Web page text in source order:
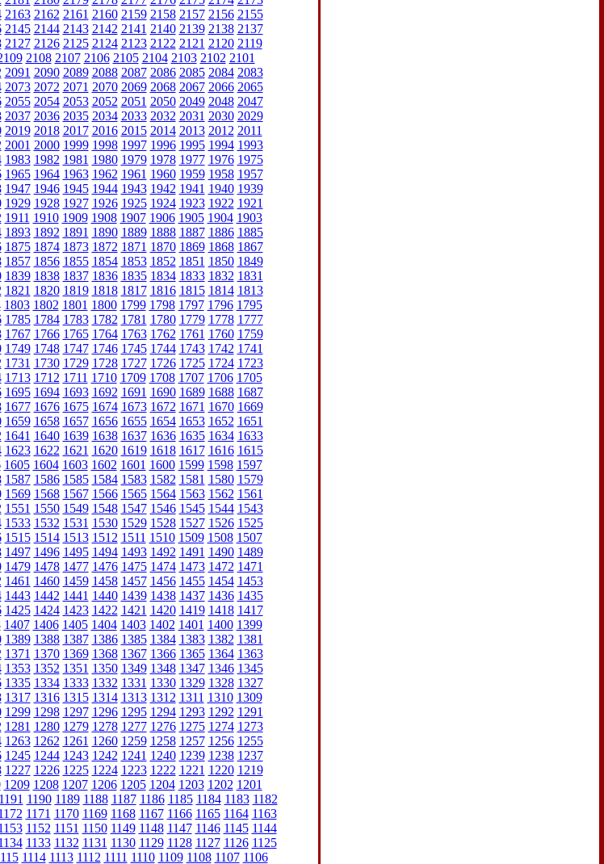
2163 2162 2161 2160 2159 2158 2157 2156 2155
2145 2144 2143 2142 2141 2140 2139 2138 2137
2127 2126 2125 2124 2123 2122 2121 2120 2119
2108 2107 2106 2105 2104 2103 2102 2101
2091 2090 2089 2088 2087 2086 2085 2084 2083
2073 2072 2071 2070 2069 2068 2067 2066 2065
2055 2054 2053 2052 2051 2050 2049 2048 2047
2037 2036 2035 2034 2033 2032 2031 2030 2029
2019 2018 2017 2016 2015 2014 2013 2012 2011
2001 2000 1999 1998 1997 1996 1995 1994 1993
1983 1982 1981 1980 1979 1978 1977 1976 1975
1965 1964 1963 1962 1961 1960 1959 1958 1957
1947 1946 1945 1944 1943 1942 1941 1940 1939
1929 1928 1927 1926 1925 1924 1923 1922 1921
1911 1910 1909 1908 1907 1906 1905 1904 1903
1893 1892 1891 1890 1889 1888 1887 1886 1885
1875 1874 1873 1872 1871 1870 1869 1868 1867
1857 1856 1855 1854 1853 1852 1851 1850 1849
1839 1838 1837 1836 1835 1834 1833 1832 1831
1821 1820 1819 1818 1817 1816 1815 1814 1813
1803 1802 1801 1800 1799 1798 1797 1796 1795
1785 1784 1783 1782 1781 1780 1779 1778 1777
1767 1766 1765 1764 1763 1762 1761 1760 1759
1749 1748 1747 1746 1745 1744 1743 1742 1741
1731 1730 1729 1728 1727 1726 1725 1724 1723
1713 1712 1711 1710 1709 1708 1707 1706 1705
1695 1694 1693 1692 1691 1690 1689 1688 1687
1677 1676 1675 1674 1673 1672 1671 1670 1669
1659 1658 1657 1656 1655 1654 1653 1652 1651
1641 1640 1639 1638 1637 1636 1635 1634 1633
1623 1622 1621 1620 1619 1618 1617 1616 1615
1605 1604 1603 1602 1601 1600 1599 1598 1597
1587 1586 1585 1584 1583 1582 1581 1580 1579
1569 1568 1567 1566 1565 1564 1563 1562 1561
1551 1550 1549 1548 1547 1546 1545 1544 1543
1533 1532 1531 1530 1529 1528 1527 1526 1525
1515 1514 1513 1512 1511 1510 1509 1508 1507
1497 1496 1495 1494 1493 1492 1491 1490 1489
1479 1478 1477 1476 1475 1474 1473 1472 1471
1461 1460 1459 1458 1457 1456 1455 1454 1453
1443 1442 1441 1440 1439 1438 1437 1436 1435
1425 1424 1423 1422 1421 1420 1419 1418 1417
1407 1406 1405 1404 1403 1402 1401 1400 1399
1389 1388 1387 1386 1385 1384 1383 1382 1381
1371 1370 1369 1368 1367 1366 1365 1364 1363
1353 1352 1351 1350 1349 1348 1347 1346 1345
1335 1334 1333 1332 1331 1330 1329 1328 1327
1317 1316 1315 1314 1313 1312 1311 1310 1309
1299 1298 1297 1296 1295 1294 1293 1292 1291
1281 1280 1279 1278 1277 1276 1275 1274 1273
1263 1262 1261 1260 1259 1258 1257 1256 1255
1245 1244 1243 1242 1241 1240 1239 1238 1237
1227 1226 1225 1224 1223 1222 1221 1220 1219
1209 1208 1207 1206 1205 1204 1203 1202 1201
1191 1190 1189 1188 1187 1186 1185 1184 1183 1182
1171 1170 1169 1168 1167 1166 1165 1164 1163
1152 1151 1150 1149 1148 1147 1146 1145 1144
1133 1132 1131 1130 1129 1128 1127 1126 1125
1114 1113 1112 1111 1110 1109 1108 1107 1106